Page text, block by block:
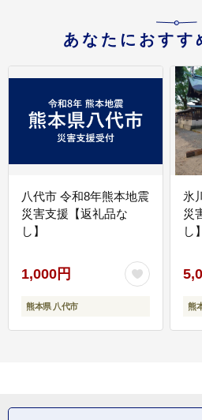
あなたにおすす
八代市 令和8年熊本地震
災害支援【返礼品な
し】
1,000円
熊本県 八代市
氷
災
し】
熊